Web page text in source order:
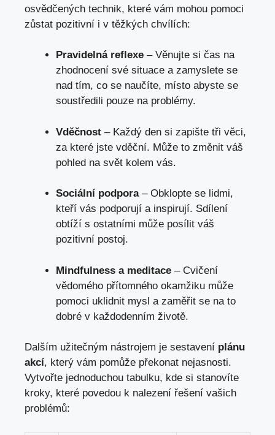
osvědčených technik, které vám mohou pomoci
zůstat pozitivní i v těžkých chvílích:
Pravidelná reflexe – Věnujte si čas na
zhodnocení své situace a zamyslete se
nad tím, co se naučíte, místo abyste se
soustředili pouze na problémy.
Vděčnost – Každý den si zapište tři věci,
za které jste vděční. Může to změnit váš
pohled na svět kolem vás.
Sociální podpora– Obklopte se lidmi,
kteří vás podporují a inspirují. Sdílení
obtíží s ostatními může posílit váš
pozitivní postoj.
Mindfulness a meditace – Cvičení
vědomého přítomného okamžiku může
pomoci uklidnit mysl a zaměřit se na to
dobré v každodenním životě.
Dalším užitečným nástrojem je sestavení plánu
akcí, který vám pomůže překonat nejasnosti.
Vytvořte jednoduchou tabulku, kde si stanovíte
kroky, které povedou k nalezení řešení vašich
problémů: